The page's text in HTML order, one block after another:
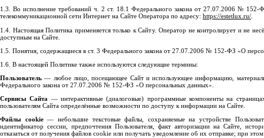
1.3. Во исполнение требований ч. 2 ст. 18.1 Федерального закона от 27.07.2006 №
телекоммуникационной сети Интернет на Сайте Оператора по адресу: https://estetlux.ru/
1.4. Настоящая Политика применяется только к Сайту. Оператор не контролирует и не
доступным на Сайте.
1.5. Понятия, содержащиеся в ст. 3 Федерального закона от 27.07.2006 № 152-ФЗ «О
1.6. В настоящей Политике также используются следующие термины:
Пользователь — любое лицо, посещающее Сайт и использующее информацию,
Федерального закона от 27.07.2006 № 152-ФЗ «О персональных данных».
Сервисы Сайта — интерактивные (диалоговые) программные компоненты на
пользователям Сайта определённые возможности по доступу к информации на Сайте.
Файлы cookie— небольшие текстовые файлы, сохраняемые на устройстве
идентификатор сессии, предпочтения Пользователя, факт авторизации на Сайте,
отказаться от получения файлов cookie или получать уведомление об их отправке; при